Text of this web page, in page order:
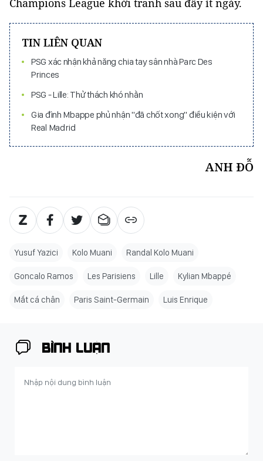
TIN LIÊN QUAN
PSG xác nhận khả năng chia tay sân nhà Parc Des
Princes
PSG - Lille: Thử thách khó nhằn
Gia đình Mbappe phủ nhận "đã chốt xong" điều kiện với
Real Madrid
ANH ĐỖ
Yusuf Yazici Kolo Muani Randal Kolo Muani
Goncalo Ramos Les Parisiens Lille Kylian Mbappé
Mắt cá chân Paris Saint-Germain Luis Enrique
BÌNH LUẬN